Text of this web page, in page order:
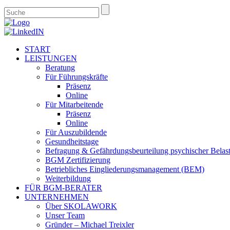
START
LEISTUNGEN
Beratung
Für Führungskräfte
Präsenz
Online
Für Mitarbeitende
Präsenz
Online
Für Auszubildende
Gesundheitstage
Befragung & Gefährdungsbeurteilung psychischer
BGM Zertifizierung
Betriebliches Eingliederungsmanagement (BEM)
Weiterbildung
FÜR BGM-BERATER
UNTERNEHMEN
Über SKOLAWORK
Unser Team
Gründer – Michael Treixler